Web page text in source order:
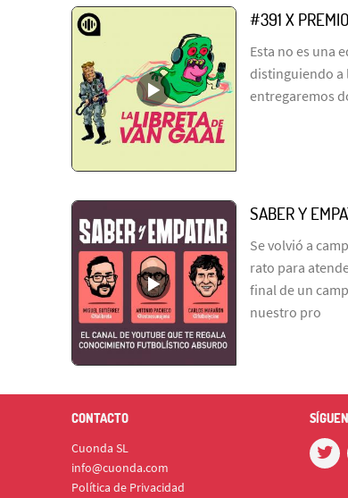
#391 X
Esta no es una
distinguiendo a
entregaremos
SABER Y
Se volvió a
rato para
final de un
nuestro pro
CONTACTO
Cuonda SL
info@cuonda.com
Política de Privacidad